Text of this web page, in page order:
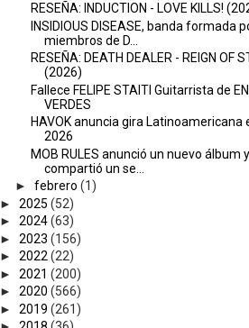
RESEÑA: INDUCTION - LOVE KILLS!
INSIDIOUS DISEASE, banda formada
miembros de D...
RESEÑA: DEATH DEALER - REIGN OF
(2026)
Fallece FELIPE STAITI Guitarrista de
VERDES
HAVOK anuncia gira Latinoamericana
2026
MOB RULES anunció un nuevo álbum y
compartió un se...
► febrero (1)
► 2025 (52)
► 2024(63)
► 2023 (156)
► 2022 (22)
► 2021 (200)
► 2020 (566)
► 2019 (261)